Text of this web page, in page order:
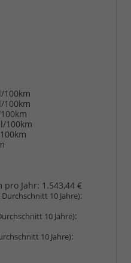
100km
100km
100km
pro Jahr: 1.543,44 €
10 Jahre):
10 Jahre):
10 Jahre):